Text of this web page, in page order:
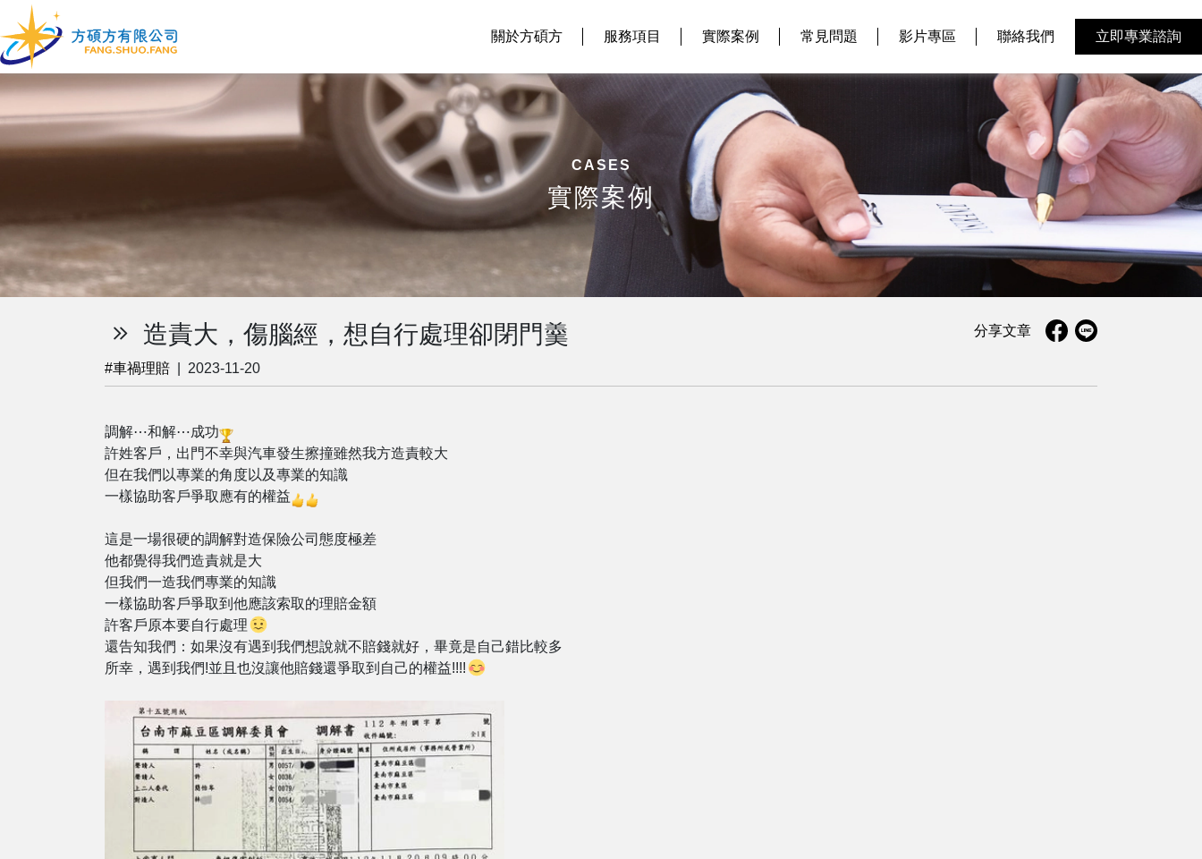
關於方碩方 服務項目 實際案例 常見問題 影片專區 聯絡我們 立即專業諮詢
CASES
實際案例
造責大，傷腦經，想自行處理卻閉門羹 分享文章
#車禍理賠 2023-11-20
調解⋯和解⋯成功
許姓客戶，出門不幸與汽車發生擦撞雖然我方造責較大
但在我們以專業的角度以及專業的知識
一樣協助客戶爭取應有的權益
這是一場很硬的調解對造保險公司態度極差
他都覺得我們造責就是大
但我們一造我們專業的知識
一樣協助客戶爭取到他應該索取的理賠金額
許客戶原本要自行處理
還告知我們：如果沒有遇到我們想說就不賠錢就好，畢竟是自己錯比較多
所幸，遇到我們!並且也沒讓他賠錢還爭取到自己的權益!!!!